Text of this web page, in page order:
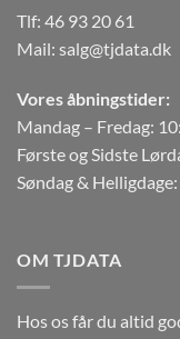
Tlf: 46 93 20 61
Mail: salg@tjdata.dk
Vores åbningstider:
Mandag – Fredag:
Første og Sidste
Søndag &
OM TJDATA
Hos os får du altid